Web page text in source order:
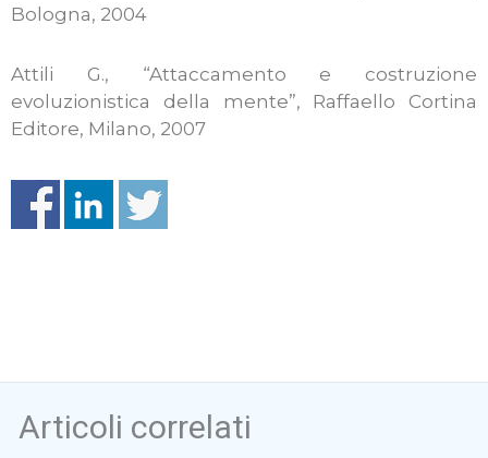
Bologna, 2004
Attili G., “Attaccamento e costruzione
evoluzionistica della mente”, Raffaello Cortina
Editore, Milano, 2007
Articoli correlati